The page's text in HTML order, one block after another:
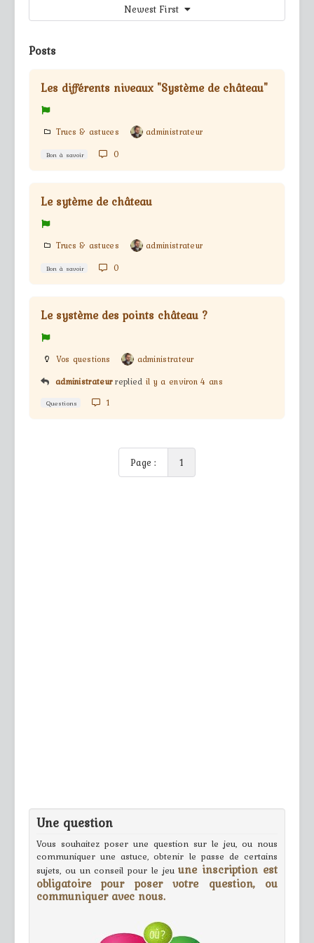
Newest First
Posts
Les différents niveaux "Système de château"
Trucs & astuces administrateur
Bon à savoir 0
Le sytème de château
Trucs & astuces administrateur
Bon à savoir 0
Le système des points château ?
Vos questions
administrateur
administrateur replied il y a environ 4 ans
Questions 1
Page : 1
Une question
Vous souhaitez poser une question sur le jeu, ou nous
communiquer une astuce, obtenir le passe de certains
sujets, ou un conseil pour le jeuune inscription est
obligatoire pour poser votre question, ou
communiquer avec nous.